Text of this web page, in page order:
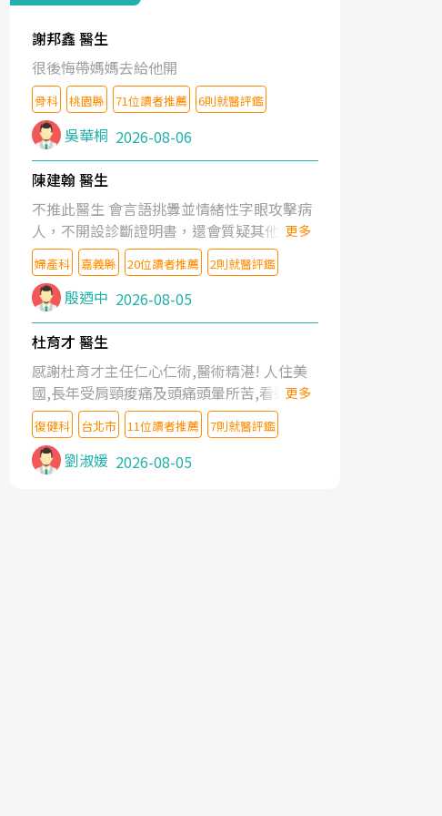
謝邦鑫 醫生
很後悔帶媽媽去給他開
骨科 桃園縣 71位讀者推薦 6則就醫評鑑
吳華桐 2026-08-06
陳建翰 醫生
不推此醫生 會言語挑釁並情緒性字眼攻擊病
人，不開設診斷證明書，還會質疑其他醫生
的判斷！
更多
婦產科 嘉義縣 20位讀者推薦 2則就醫評鑑
殷迺中 2026-08-05
杜育才 醫生
感謝杜育才主任仁心仁術,醫術精湛! 人住美
國,長年受肩頸痠痛及頭痛頭暈所苦,看遍名醫
教授,做了各種檢查,也嘗試過西醫打針,中醫
針灸及物理徒手治療都沒有用,後來連吃到嗎
啡類止痛藥都效果有限,只是壓症狀,沒多久就
痛起來,多年失眠嚴重影響生活品質. 台灣親
更多
復健科 台北市 11位讀者推薦 7則就醫評鑑
劉淑媛 2026-08-05